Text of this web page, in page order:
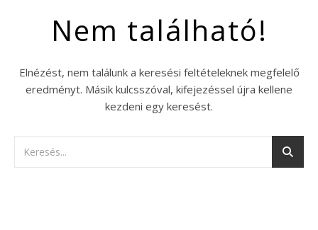
Nem található!
Elnézést, nem találunk a keresési feltételeknek megfelelő
eredményt. Másik kulcsszóval, kifejezéssel újra kellene
kezdeni egy keresést.